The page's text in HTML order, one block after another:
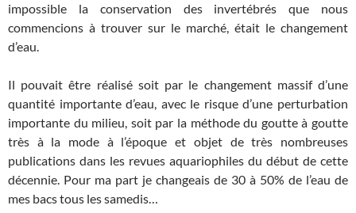
impossible la conservation des invertébrés que nous
commencions à trouver sur le marché, était le changement
d’eau.
Il pouvait être réalisé soit par le changement massif d’une
quantité importante d’eau, avec le risque d’une perturbation
importante du milieu, soit par la méthode du goutte à goutte
très à la mode à l’époque et objet de très nombreuses
publications dans les revues aquariophiles du début de cette
décennie. Pour ma part je changeais de 30 à 50% de l’eau de
mes bacs tous les samedis…